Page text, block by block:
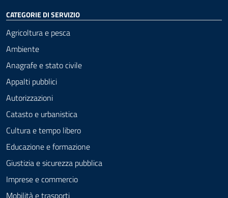
CATEGORIE DI SERVIZIO
Agricoltura e pesca
Ambiente
Anagrafe e stato civile
Appalti pubblici
Autorizzazioni
Catasto e urbanistica
Cultura e tempo libero
Educazione e formazione
Giustizia e sicurezza pubblica
Imprese e commercio
Mobilità e trasporti